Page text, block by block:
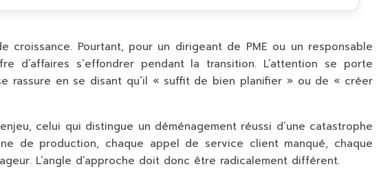
Pourtant, pour un dirigeant de PME ou un responsable
d’affaires s’effondrer pendant la transition. L’attention se porte
rassure en se disant qu’il « suffit de bien planifier » ou de « créer
celui qui distingue un déménagement réussi d’une catastrophe
de production, chaque appel de service client manqué, chaque
L’angle d’approche doit donc être radicalement différent.